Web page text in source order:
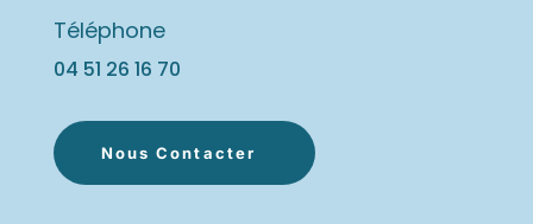
Téléphone
04 51 26 16 70
Nous Contacter